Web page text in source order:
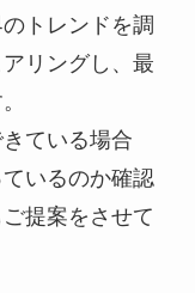
トレンドを調
リングし、最
ている場合
いるのか確認
提案をさせて